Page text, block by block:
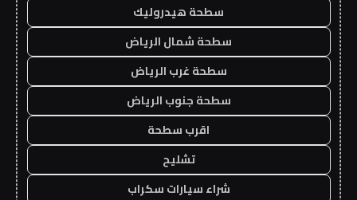
سطحة هيدروليك
سطحة شمال الرياض
سطحة غرب الرياض
سطحة جنوب الرياض
اقرب سطحة
تشليح
شراء سيارات سكراب